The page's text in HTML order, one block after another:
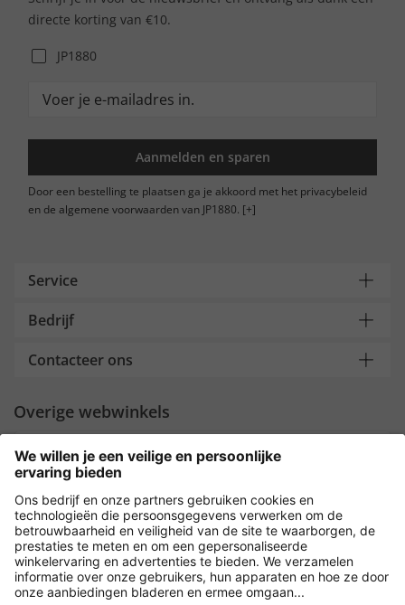
directe korting van €10.
JP1880
Aanmelden en sparen
Door een bestelling te plaatsen ga je akkoord met het privacybeleid
en de algemene voorwaarden van JP1880. [+]
Service
Bedrijf
Contacteer ons
Overige webwinkels
Nederland
Payment and Delivery
Versleuteling met